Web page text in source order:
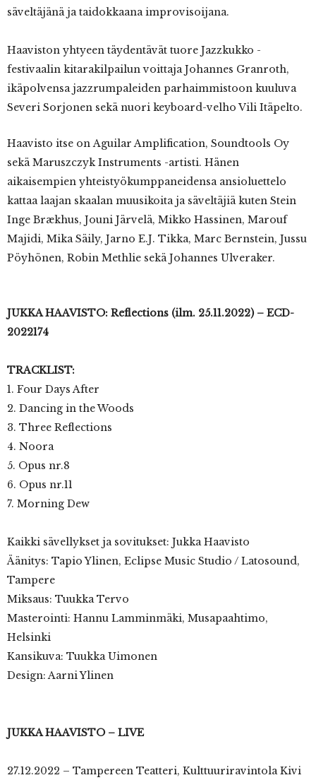
säveltäjänä ja taidokkaana improvisoijana.
Haaviston yhtyeen täydentävät tuore Jazzkukko -
festivaalin kitarakilpailun voittaja Johannes Granroth,
ikäpolvensa jazzrumpaleiden parhaimmistoon kuuluva
Severi Sorjonen sekä nuori keyboard-velho Vili Itäpelto.
Haavisto itse on Aguilar Amplification, Soundtools Oy
sekä Maruszczyk Instruments -artisti. Hänen
aikaisempien yhteistyökumppaneidensa ansioluettelo
kattaa laajan skaalan muusikoita ja säveltäjiä kuten Stein
Inge Brækhus, Jouni Järvelä, Mikko Hassinen, Marouf
Majidi, Mika Säily, Jarno E.J. Tikka, Marc Bernstein, Jussu
Pöyhönen, Robin Methlie sekä Johannes Ulveraker.
JUKKA HAAVISTO: Reflections (ilm. 25.11.2022) – ECD-
2022174
TRACKLIST:
1. Four Days After
2. Dancing in the Woods
3. Three Reflections
4. Noora
5. Opus nr.8
6. Opus nr.11
7. Morning Dew
Kaikki sävellykset ja sovitukset: Jukka Haavisto
Äänitys: Tapio Ylinen, Eclipse Music Studio / Latosound,
Tampere
Miksaus: Tuukka Tervo
Masterointi: Hannu Lamminmäki, Musapaahtimo,
Helsinki
Kansikuva: Tuukka Uimonen
Design: Aarni Ylinen
JUKKA HAAVISTO – LIVE
27.12.2022 – Tampereen Teatteri, Kulttuuriravintola Kivi